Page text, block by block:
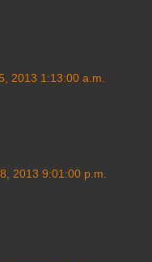
2013 1:13:00 a.m.
2013 9:01:00 p.m.